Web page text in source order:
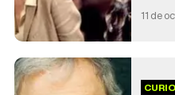
11 de